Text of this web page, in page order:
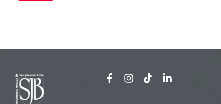
Facultad de Ciencias de la Salud
Facultad de Derecho y Ciencias Empresariales